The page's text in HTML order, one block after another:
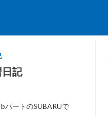
記
パートのSUBARUで